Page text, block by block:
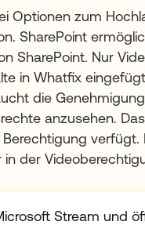
Optionen zum
SharePoint
SharePoint. Nur
in Whatfix
die
anzusehen.
verfügt.
der
Stream und